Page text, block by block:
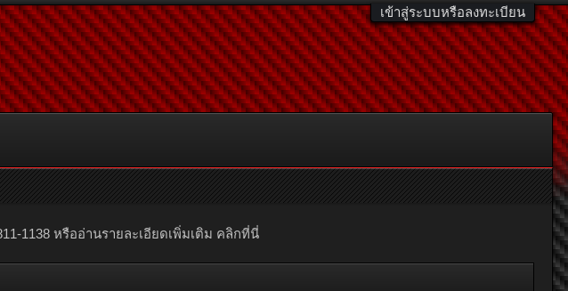
เข้าสู่ระบบหรือลงทะเบียน
1138 หรืออ่านรายละเอียดเพิ่มเติม คลิกที่นี่